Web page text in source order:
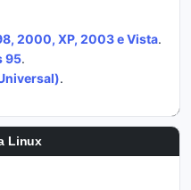
2000, XP, 2003 e Vista.
95.
.
Linux